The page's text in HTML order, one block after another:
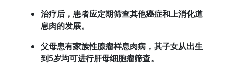
治疗后，患者应定期筛查其他癌症和上消化道
息肉的发展。
父母患有家族性腺瘤样息肉病，其子女从出生
到5岁均可进行肝母细胞瘤筛查。